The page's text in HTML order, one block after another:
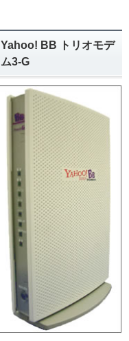
Yahoo! BB トリオモデ
ム3-G